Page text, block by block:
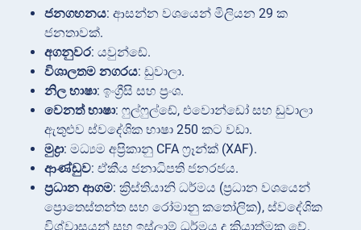
ජනගහනය: ආසන්න වශයෙන් මිලියන 29 ක
ජනතාවක්.
අගනුවර: යවුන්ඩේ.
විශාලතම නගරය: ඩුවාලා.
නිල භාෂා: ඉංග්‍රීසි සහ ප්‍රංශ.
වෙනත් භාෂා: ෆුල්ෆුල්ඩේ, එවොන්ඩෝ සහ ඩුවාලා
ඇතුළුව ස්වදේශික භාෂා 250 කට වඩා.
මුද්‍රා: මධ්‍යම අප්‍රිකානු CFA ෆ්‍රෑන්ක් (XAF).
ආණ්ඩුව: ඒකීය ජනාධිපති ජනරජය.
ප්‍රධාන ආගම: ක්‍රිස්තියානි ධර්මය (ප්‍රධාන වශයෙන්
ප්‍රොතෙස්තන්ත සහ රෝමානු කතෝලික), ස්වදේශික
විශ්වාසයන් සහ ඉස්ලාම් ධර්මය ද ක්‍රියාත්මක වේ.